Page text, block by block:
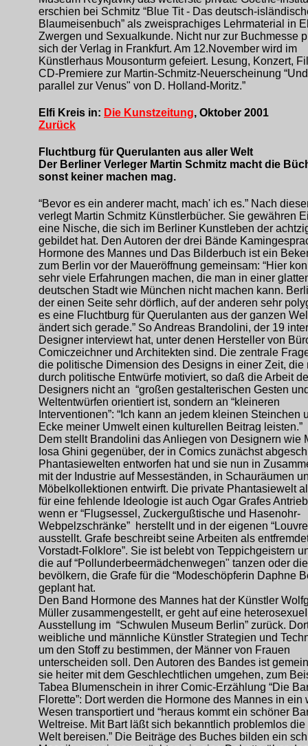
erschien bei Schmitz “Blue Tit - Das deutsch-
Blaumeisenbuch” als zweisprachiges Lehrmaterial in
Zwergen und Sexualkunde. Nicht nur zur Buchmesse
sich der Verlag in Frankfurt. Am 12.November wird im
Künstlerhaus Mousonturm gefeiert. Lesung, Konzert,
CD-Premiere zur Martin-Schmitz-Neuerscheinung
parallel zur Venus" von D. Holland-Moritz.”
Elfi Kreis in: Die Kunstzeitung, Oktober 2001
Zurück
Fluchtburg für Querulanten aus aller Welt
Der Berliner Verleger Martin Schmitz macht die
sonst keiner machen mag.
“Bevor es ein anderer macht, mach' ich es.” Nach
verlegt Martin Schmitz Künstlerbücher. Sie gewähren
eine Nische, die sich im Berliner Kunstleben der
gebildet hat. Den Autoren der drei Bände
Hormone des Mannes und Das Bilderbuch ist ein
zum Berlin vor der Maueröffnung gemeinsam: “Hier
sehr viele Erfahrungen machen, die man in einer
deutschen Stadt wie München nicht machen kann.
der einen Seite sehr dörflich, auf der anderen sehr
es eine Fluchtburg für Querulanten aus der ganzen
ändert sich gerade.” So Andreas Brandolini, der 19
Designer interviewt hat, unter denen Hersteller von
Comiczeichner und Architekten sind. Die zentrale
die politische Dimension des Designs in einer Zeit, die
durch politische Entwürfe motiviert, so daß die Arbeit
Designers nicht an “großen gestalterischen Gesten
Weltentwürfen orientiert ist, sondern an “kleineren
Interventionen”: “Ich kann an jedem kleinen Steinchen
Ecke meiner Umwelt einen kulturellen Beitrag leisten.”
Dem stellt Brandolini das Anliegen von Designern wie
Iosa Ghini gegenüber, der in Comics zunächst
Phantasiewelten entworfen hat und sie nun in
mit der Industrie auf Messeständen, in Schauräumen
Möbelkollektionen entwirft. Die private Phantasiewelt
für eine fehlende Ideologie ist auch Ogar Grafes
wenn er “Flugsessel, Zuckergußtische und Hasenohr-
Webpelzschränke” herstellt und in der eigenen
ausstellt. Grafe beschreibt seine Arbeiten als
Vorstadt-Folklore”. Sie ist belebt von Teppichgeistern
die auf “Pollunderbeermädchenwegen" tanzen oder
bevölkern, die Grafe für die “Modeschöpferin Daphne
geplant hat.
Den Band Hormone des Mannes hat der Künstler
Müller zusammengestellt, er geht auf eine
Ausstellung im “Schwulen Museum Berlin” zurück.
weibliche und männliche Künstler Strategien und
um den Stoff zu bestimmen, der Männer von Frauen
unterscheiden soll. Den Autoren des Bandes ist
sie heiter mit dem Geschlechtlichen umgehen, zum
Tabea Blumenschein in ihrer Comic-Erzählung “Die
Florette”: Dort werden die Hormone des Mannes in ein
Wesen transportiert und “heraus kommt ein schöner
Weltreise. Mit Bart läßt sich bekanntlich problemlos die
Welt bereisen.” Die Beiträge des Buches bilden ein